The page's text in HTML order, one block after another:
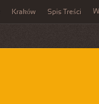
Kraków Spis Treści